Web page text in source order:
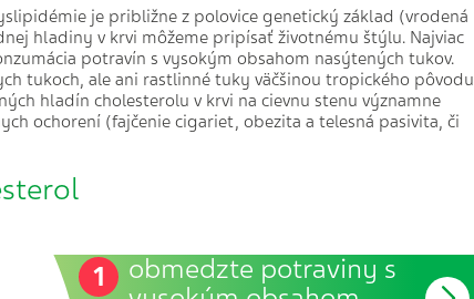
je približne z polovice genetický základ (vrodená
hladiny v krvi môžeme pripísať životnému štýlu. Najviac
potravín s vysokým obsahom nasýtených tukov.
tukoch, ale ani rastlinné tuky väčšinou tropického pôvodu
hladín cholesterolu v krvi na cievnu stenu významne
ochorení (fajčenie cigariet, obezita a telesná pasivita, či
1
obmedzte potraviny s